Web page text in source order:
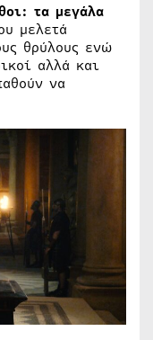
τα μεγάλα
μελετά
θρύλους ενώ
αλλά και
να